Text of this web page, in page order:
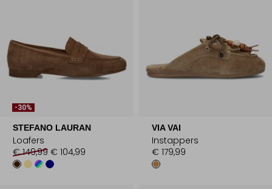
-30%
STEFANO LAURAN
Loafers
€ 149,99 € 104,99
VIA VAI
Instappers
€ 179,99